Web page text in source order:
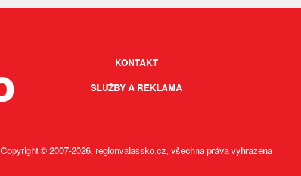
KONTAKT
SLUŽBY A REKLAMA
Copyright © 2007-2026, regionvalassko.cz, všechna práva vyhrazena